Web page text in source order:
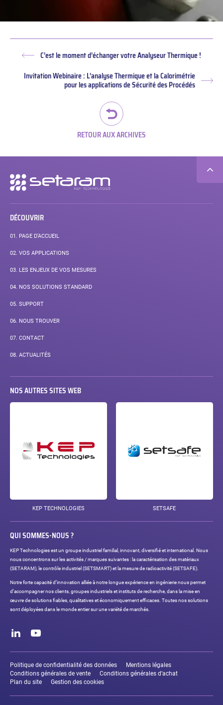
Article C’est le moment d’échanger votre Analyseur Thermique !
Invitation Webinaire : L’analyse Thermique et la Calorimétrie
pour les applications de Sécurité des Procédés
RETOUR AUX ARCHIVES
Navigation
secondaire
DÉCOUVRIR
01. PAGE D’ACCUEIL
02. VOS APPLICATIONS
03. LES ENJEUX DE VOS MESURES
04. NOS SOLUTIONS STANDARD
05. SUPPORT
06. NOUS TROUVER
07. CONTACT
08. ACTUALITÉS
NOS AUTRES SITES WEB
KEP TECHNOLOGIES SETSAFE
QUI SOMMES-NOUS ?
KEP Technologies est un groupe industriel familial, innovant, diversifié et international. Nous
nous concentrons sur les activités / marques suivantes : la caractérisation des matériaux
(SETARAM), le contrôle industriel (SETSMART) et la mesure de radioactivité (SETSAFE).
Notre forte capacité d’innovation alliée à notre longue expérience en ingénierie nous permet
d’accompagner nos clients, groupes industriels et instituts de recherche, dans la mise en
œuvre de solutions fiables, qualitatives et économiquement efficaces. Toutes nos solutions
sont déployées dans le monde entier sur une variété de marchés.
sociaux
légaux
Politique de confidentialité des données
Mentions légales
Conditions générales de vente
Conditions générales d’achat
Plan du site
Gestion des cookies